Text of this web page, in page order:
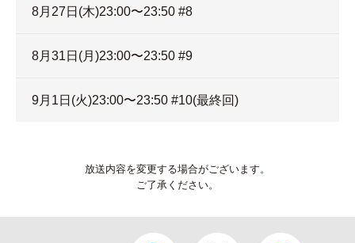
8月27日(木)23:00〜23:50 #8
8月31日(月)23:00〜23:50 #9
9月1日(火)23:00〜23:50 #10(最終回)
放送内容を変更する場合がございます。
ご了承ください。